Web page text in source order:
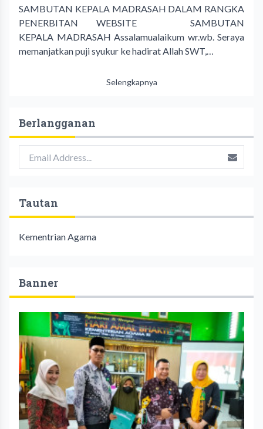
SAMBUTAN KEPALA MADRASAH DALAM RANGKA
PENERBITAN WEBSITE SAMBUTAN
KEPALA MADRASAH Assalamualaikum wr.wb. Seraya
memanjatkan puji syukur ke hadirat Allah SWT,…
Selengkapnya
Berlangganan
Tautan
Kementrian Agama
Banner